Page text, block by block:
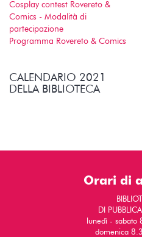
Cosplay contest Rovereto &
Comics - Modalità di
partecipazione
Programma Rovereto & Comics
CALENDARIO 2021
DELLA BIBLIOTECA
Orari di
DI
lunedì -
domenica